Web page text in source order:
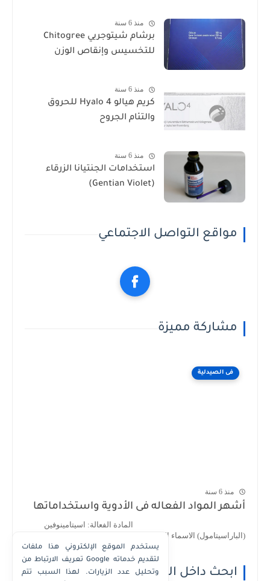
منذ 6 سنة
برشام شيتوجريي Chitogree
للتخسيس وإنقاص الوزن
منذ 6 سنة
كريم هيالو 4 Hyalo للحروق
والتئام الجروح
منذ 6 سنة
استخدامات الجنتيانا الزرقاء
(Gentian Violet)
مواقع التواصل الاجتماعي
مشاركة مميزة
فى الصيدلية
منذ 6 سنة
أشهر المواد الفعاله فى الأدوية واستخداماتها
المادة الفعالة: اسيتامينوفين
(الباراسيتامول) الاسماء التجارية : 1- اسيتامينوف...
ابحث داخل الموقع
يستخدم الموقع الإلكتروني هذا ملفات
تعريف الارتباط من Google لتقديم خدماته
وتحليل عدد الزيارات. لهذا السبب تتم